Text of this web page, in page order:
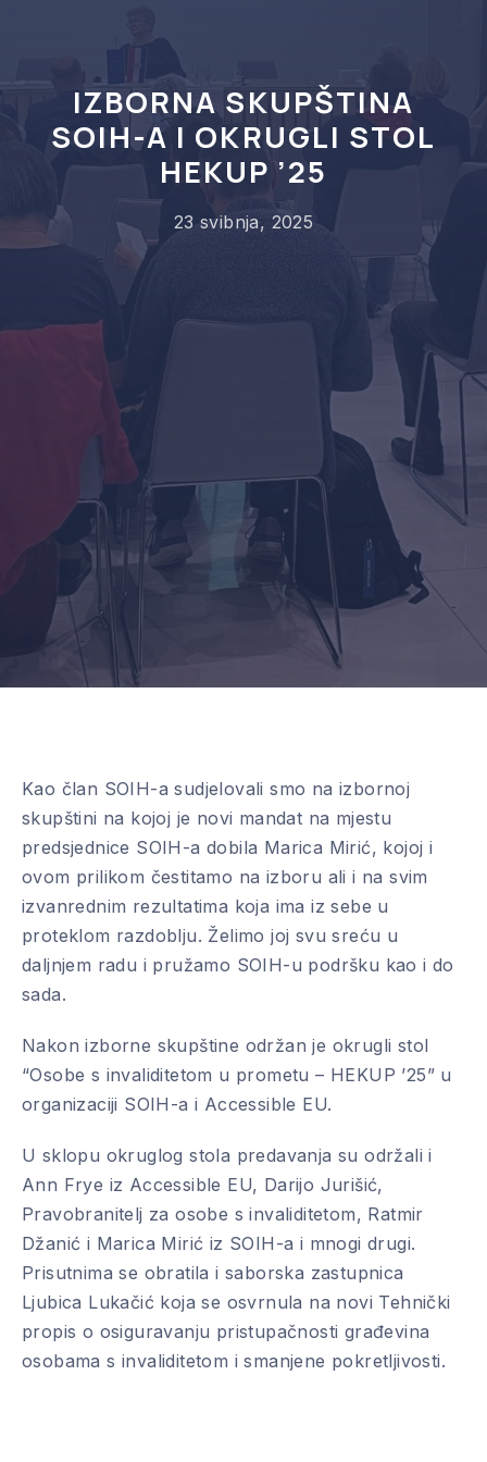
IZBORNA SKUPŠTINA
SOIH-A I OKRUGLI STOL
HEKUP ’25
23 svibnja, 2025
Kao član SOIH-a sudjelovali smo na izbornoj
skupštini na kojoj je novi mandat na mjestu
predsjednice SOIH-a dobila Marica Mirić, kojoj i
ovom prilikom čestitamo na izboru ali i na svim
izvanrednim rezultatima koja ima iz sebe u
proteklom razdoblju. Želimo joj svu sreću u
daljnjem radu i pružamo SOIH-u podršku kao i do
sada.
Nakon izborne skupštine održan je okrugli stol
“Osobe s invaliditetom u prometu – HEKUP ’25” u
organizaciji SOIH-a i Accessible EU.
U sklopu okruglog stola predavanja su održali i
Ann Frye iz Accessible EU, Darijo Jurišić,
Pravobranitelj za osobe s invaliditetom, Ratmir
Džanić i Marica Mirić iz SOIH-a i mnogi drugi.
Prisutnima se obratila i saborska zastupnica
Ljubica Lukačić koja se osvrnula na novi Tehnički
propis o osiguravanju pristupačnosti građevina
osobama s invaliditetom i smanjene pokretljivosti.